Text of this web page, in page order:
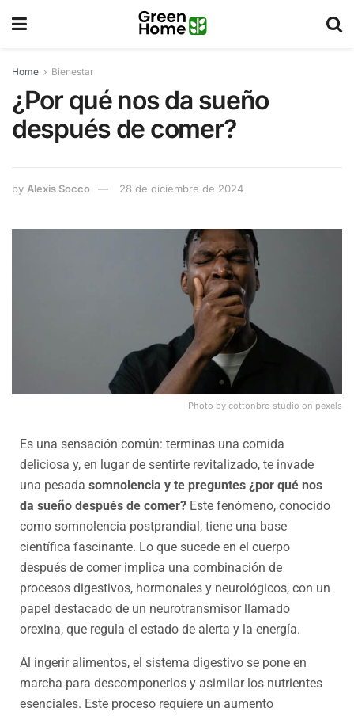
Home Bienestar
¿Por qué nos da sueño
después de comer?
by Alexis Socco 28 de diciembre de 2024
Photo by cottonbro studio on pexels
Es una sensación común: terminas una comida
deliciosa y, en lugar de sentirte revitalizado, te invade
una pesada somnolencia y te preguntes ¿por qué nos
da sueño después de comer? Este fenómeno, conocido
como somnolencia postprandial, tiene una base
científica fascinante. Lo que sucede en el cuerpo
después de comer implica una combinación de
procesos digestivos, hormonales y neurológicos, con un
papel destacado de un neurotransmisor llamado
orexina, que regula el estado de alerta y la energía.
Al ingerir alimentos, el sistema digestivo se pone en
marcha para descomponerlos y asimilar los nutrientes
esenciales. Este proceso requiere un aumento